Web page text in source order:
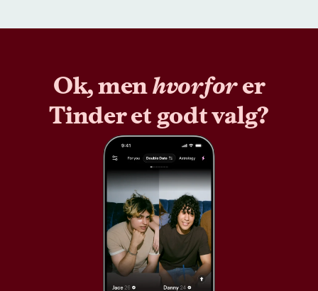
Ok, menhvorforer
Tinder et godt valg?